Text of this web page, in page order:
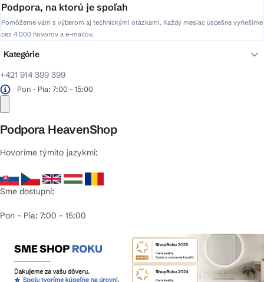
Podpora, na ktorú je spoľah
Pomôžeme vám s výberom aj technickými otázkami. Každý mesiac úspešne vyriešime
cez 4 000 hovorov a e-mailov.
+421 914 399 399
Pon - Pia: 7:00 - 15:00
Podpora HeavenShop
Hovoríme týmito jazykmi:
Sme dostupní:
Pon – Pia: 7:00 – 15:00
Kategórie